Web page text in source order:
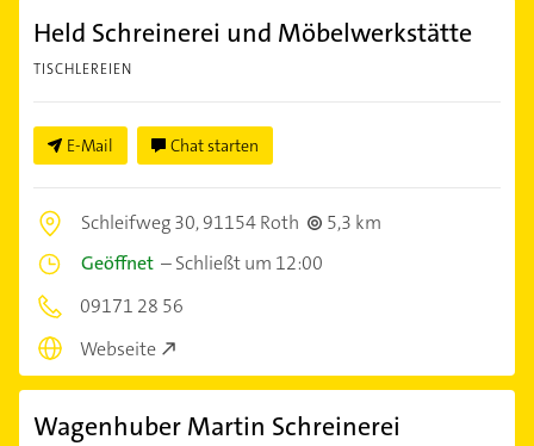
Held Schreinerei und Möbelwerkstätte
TISCHLEREIEN
E-Mail Chat starten
Schleifweg 30,91154 Roth
5,3 km
Geöffnet –Schließt um 12:00
09171 28 56
Webseite
Wagenhuber Martin Schreinerei